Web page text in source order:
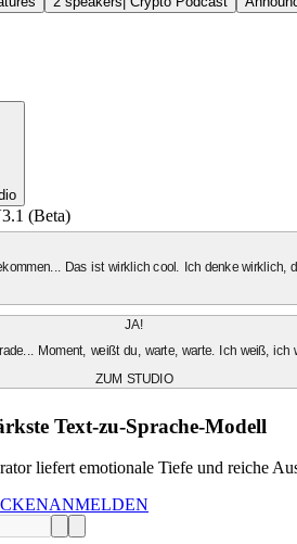
(Beta)
Das ist wirklich cool. Ich denke wirklich,
JA!
Moment, weißt du, warte, warte. Ich weiß, ich
ZUM STUDIO
Text-zu-Sprache-Modell
liefert emotionale Tiefe und reiche
ANMELDEN